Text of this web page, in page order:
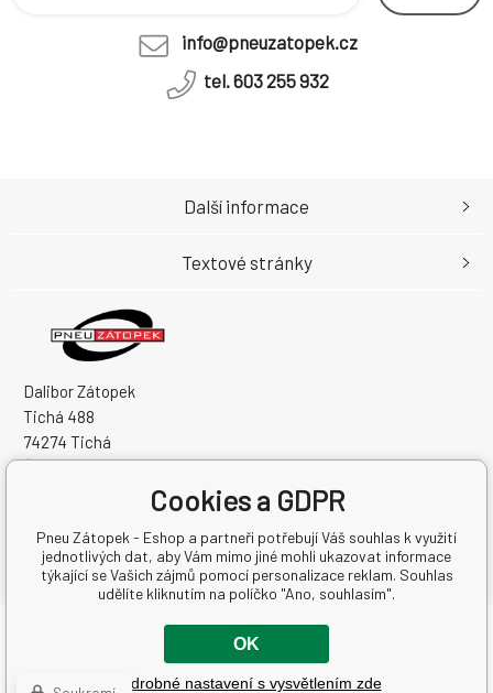
info@pneuzatopek.cz
tel. 603 255 932
Dalibor Zátopek
Tichá 488
74274 Tichá
Česká Republika
DIČ: CZ7504094994
Další informace
Textové stránky
Copyright © 2026 Dalibor Zátopek
Všechna práva vyhrazena.
Cookies a GDPR
Pneu Zátopek - Eshop a partneři potřebují Váš souhlas k využití
jednotlivých dat, aby Vám mimo jiné mohli ukazovat informace
týkající se Vašich zájmů pomocí personalizace reklam. Souhlas
udělíte kliknutím na políčko "Ano, souhlasím".
OK
Podrobné nastavení s vysvětlením zde